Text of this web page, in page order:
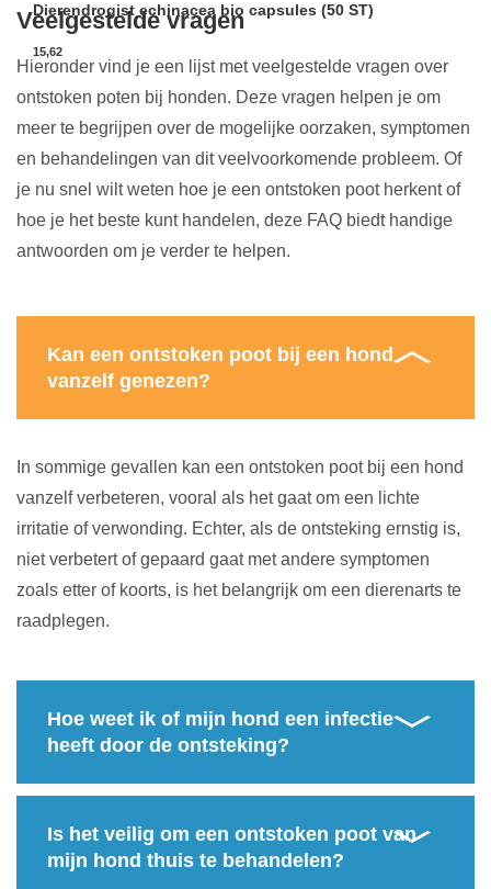
Dierendrogist echinacea bio capsules (50 ST)
15,62
Veelgestelde vragen
Hieronder vind je een lijst met veelgestelde vragen over
ontstoken poten bij honden. Deze vragen helpen je om
meer te begrijpen over de mogelijke oorzaken, symptomen
en behandelingen van dit veelvoorkomende probleem. Of
je nu snel wilt weten hoe je een ontstoken poot herkent of
hoe je het beste kunt handelen, deze FAQ biedt handige
antwoorden om je verder te helpen.
Kan een ontstoken poot bij een hond
vanzelf genezen?
In sommige gevallen kan een ontstoken poot bij een hond
vanzelf verbeteren, vooral als het gaat om een lichte
irritatie of verwonding. Echter, als de ontsteking ernstig is,
niet verbetert of gepaard gaat met andere symptomen
zoals etter of koorts, is het belangrijk om een dierenarts te
raadplegen.
Hoe weet ik of mijn hond een infectie
heeft door de ontsteking?
Is het veilig om een ontstoken poot van
mijn hond thuis te behandelen?